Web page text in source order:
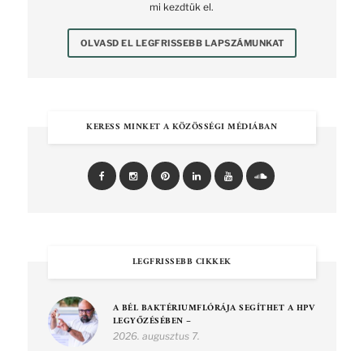
mi kezdtük el.
OLVASD EL LEGFRISSEBB LAPSZÁMUNKAT
KERESS MINKET A KÖZÖSSÉGI MÉDIÁBAN
LEGFRISSEBB CIKKEK
A BÉL BAKTÉRIUMFLÓRÁJA SEGÍTHET A HPV
LEGYŐZÉSÉBEN –
2026. augusztus 7.